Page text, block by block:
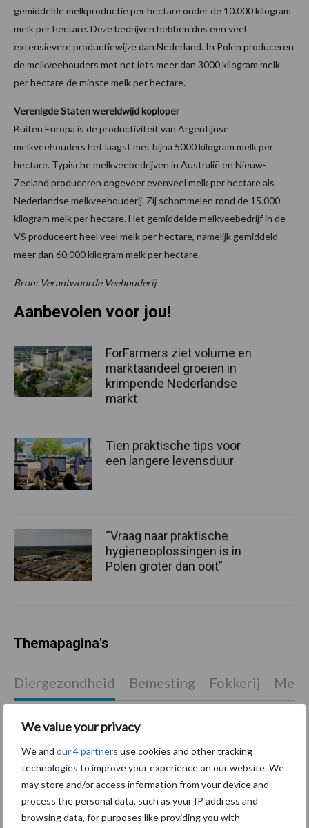
We value your privacy
We and our 4 partners use cookies and other tracking
technologies to improve your experience on our website. We
may store and/or access information from your device and
process the personal data, such as your IP address and
browsing data, for purposes like providing you with
gemiddelde melkproductie per hectare onder de 10.000 kilogram
melk per hectare. Deze bedrijven hebben dus een veel
extensievere productiewijze dan Nederland. In Polen produceren
de melkveehouders met net iets meer dan 3000 kilogram melk
per hectare de minste melk per hectare.
Verenigde Staten wereldwijd koploper
Buiten Europa is de productiviteit van Argentijnse
melkveehouders het laagst met bijna 5000 kilogram melk per
hectare. Typische melkveebedrijven in Australië en Nieuw-
Zeeland produceren ongeveer evenveel melk per hectare als
Nederlandse melkveehouderij. Zij schommelen rond de 15.000
kilogram melk per hectare. Het gemiddelde melkveebedrijf in de
VS produceert heel veel melk per hectare, namelijk gemiddeld
meer dan 60.000 kilogram melk per hectare.
Bron: Verantwoorde Veehouderij
Aanbevolen voor jou!
ForFarmers ziet volume en
marktaandeel groeien in
krimpende Nederlandse
markt
Tien praktische tips voor
een langere levensduur
“Vraag naar praktische
hygieneoplossingen is in
Polen groter dan ooit”
Themapagina's
Diergezondheid Bemesting Fokkerij
Mastitis Hittestress